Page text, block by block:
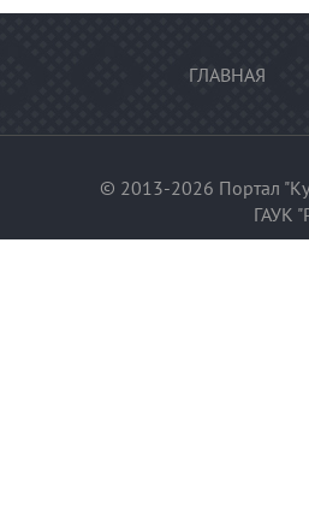
ГЛАВНАЯ
© 2013-2026 Портал
ГАУК